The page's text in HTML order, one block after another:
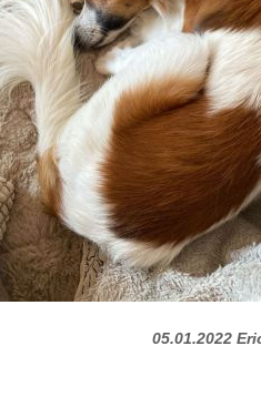
05.01.2022 Eric ein